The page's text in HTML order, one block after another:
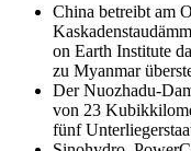
China betreibt am
on Earth Institute
zu Myanmar
Der Nuozhadu-
von 23
fünf